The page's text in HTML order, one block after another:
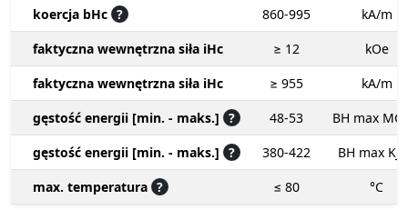
koercja bHc ? 860-995
kA/m
faktyczna wewnętrzna siła iHc
≥ 12
kOe
faktyczna wewnętrzna siła iHc
≥ 955
kA/m
gęstość energii [min. - maks.] ? 48-53
BH max
gęstość energii [min. - maks.] ? 380-422
BH max
max. temperatura ? ≤ 80 °C